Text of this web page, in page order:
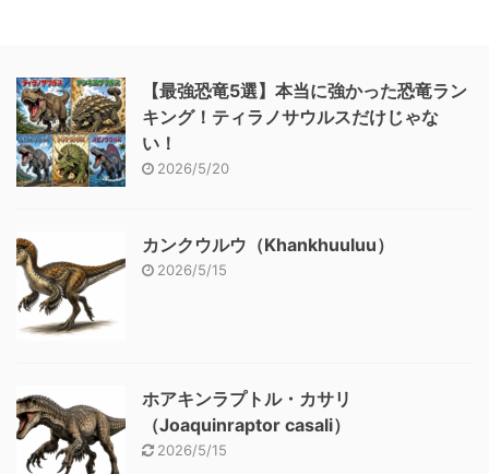
【最強恐竜5選】本当に強かった恐竜ラン
キング！ティラノサウルスだけじゃな
い！
2026/5/20
カンクウルウ（Khankhuuluu）
2026/5/15
ホアキンラプトル・カサリ
（Joaquinraptor casali）
2026/5/15